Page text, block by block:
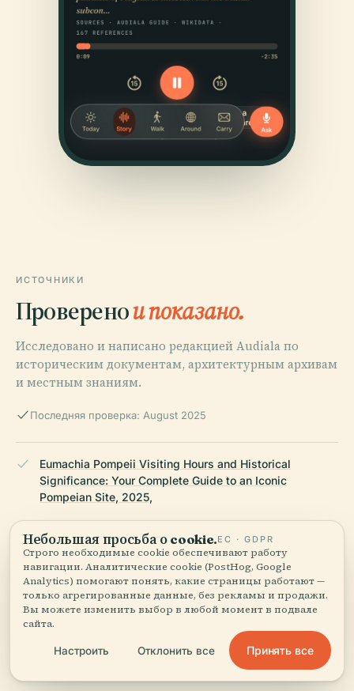
ИСТОЧНИКИ
Проверенои показано.
Исследовано и написано редакцией Audiala по
историческим документам, архитектурным архивам
и местным знаниям.
Последняя проверка: August 2025
Eumachia Pompeii Visiting Hours and Historical
Significance: Your Complete Guide to an Iconic
Pompeian Site, 2025,
Exploring the Tomb of Eumachia in Pompeii:
Architecture, History & Visitor Information, 2025,
Visiting the Tomb of Eumachia in Pompeii: History,
Significance, and Visitor Information, 2025,
Небольшая просьба о cookie.ЕС · GDPR
Строго необходимые cookie обеспечивают работу
навигации. Аналитические cookie (PostHog, Google
Analytics) помогают понять, какие страницы работают —
только агрегированные данные, без рекламы и продажи.
Вы можете изменить выбор в любой момент в подвале
сайта.
Настроить Отклонить все Принять все